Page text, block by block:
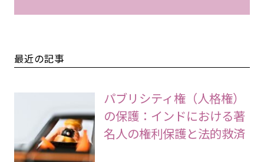
最近の記事
パブリシティ権（人格権）
の保護：インドにおける著
名人の権利保護と法的救済